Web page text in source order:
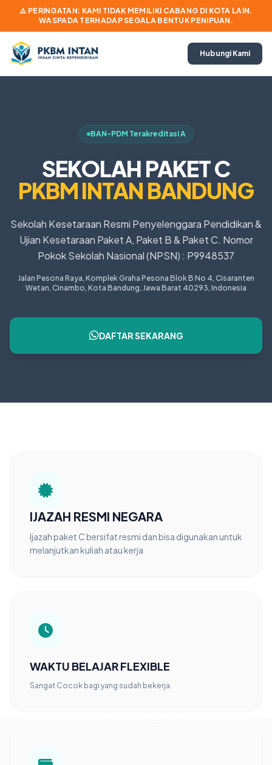
⚠️ PERINGATAN: KAMI TIDAK MEMILIKI CABANG DI KOTA LAIN.
WASPADA TERHADAP SEGALA BENTUK PENIPUAN.
Hubungi Kami
BAN-PDM Terakreditasi A
SEKOLAH PAKET C
PKBM INTAN BANDUNG
Sekolah Kesetaraan Resmi Penyelenggara Pendidikan &
Ujian Kesetaraan Paket A, Paket B & Paket C. Nomor
Pokok Sekolah Nasional (NPSN) : P9948537
Jalan Pesona Raya, Komplek Graha Pesona Blok B No 4, Cisaranten
Wetan, Cinambo, Kota Bandung, Jawa Barat 40293, Indonesia
DAFTAR SEKARANG
IJAZAH RESMI NEGARA
Ijazah paket C bersifat resmi dan bisa digunakan untuk
melanjutkan kuliah atau kerja
WAKTU BELAJAR FLEXIBLE
Sangat Cocok bagi yang sudah bekerja.